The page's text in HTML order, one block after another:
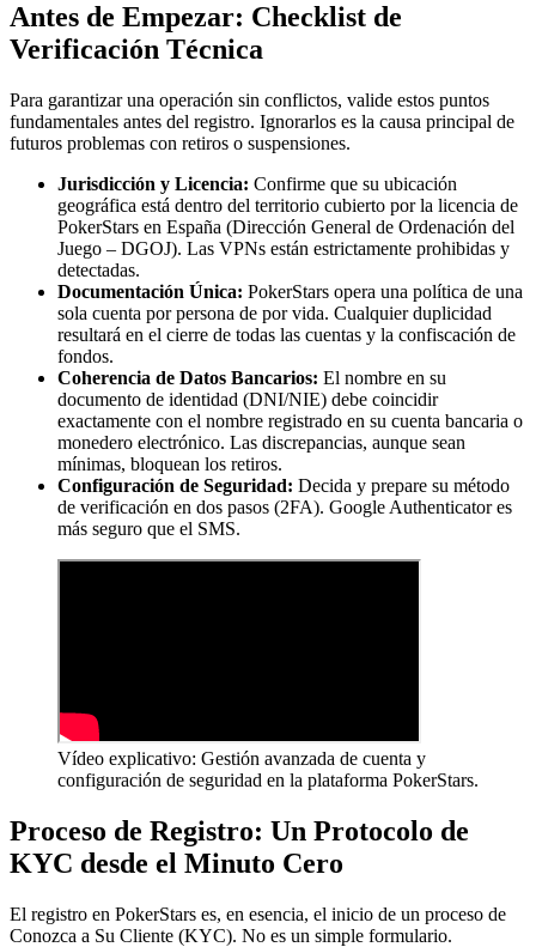
Antes de Empezar: Checklist de
Verificación Técnica
Para garantizar una operación sin conflictos, valide estos puntos
fundamentales antes del registro. Ignorarlos es la causa principal de
futuros problemas con retiros o suspensiones.
Jurisdicción y Licencia: Confirme que su ubicación
geográfica está dentro del territorio cubierto por la licencia de
PokerStars en España (Dirección General de Ordenación del
Juego – DGOJ). Las VPNs están estrictamente prohibidas y
detectadas.
Documentación Única: PokerStars opera una política de una
sola cuenta por persona de por vida. Cualquier duplicidad
resultará en el cierre de todas las cuentas y la confiscación de
fondos.
Coherencia de Datos Bancarios: El nombre en su
documento de identidad (DNI/NIE) debe coincidir
exactamente con el nombre registrado en su cuenta bancaria o
monedero electrónico. Las discrepancias, aunque sean
mínimas, bloquean los retiros.
Configuración de Seguridad: Decida y prepare su método
de verificación en dos pasos (2FA). Google Authenticator es
más seguro que el SMS.
Vídeo explicativo: Gestión avanzada de cuenta y
configuración de seguridad en la plataforma PokerStars.
Proceso de Registro: Un Protocolo de
KYC desde el Minuto Cero
El registro en PokerStars es, en esencia, el inicio de un proceso de
Conozca a Su Cliente (KYC). No es un simple formulario.